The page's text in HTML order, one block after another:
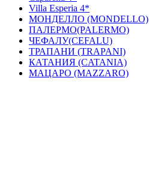
Villa Esperia 4*
МОНДЕЛЛО (MONDELLO)
ПАЛЕРМО(PALERMO)
ЧЕФАЛУ(CEFALU)
ТРАПАНИ (TRAPANI)
КАТАНИЯ (CATANIA)
МАЦАРО (MAZZARO)